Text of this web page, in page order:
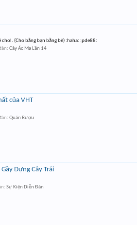
(Cho bằng bạn bằng bè) :haha: :pde88:
Cây Ác Ma Lần 14
của VHT
Quán Rượu
Dựng Cây Trái
Sự Kiện Diễn Đàn